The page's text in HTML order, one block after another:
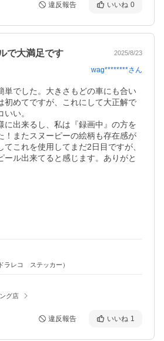
違反報告 いいね 0
で大満足です 2025/8/23
wag********さん
単でした。大きさもどの車にも合い
初めてですが、これにして大正解で
い。
に出来るし、私は『録画中』の方を
！またスヌーピーの絵柄も存在感が
てこれを使用してまだ2日目ですが、
ール出来てると感じます。ありがと
ラレコ ステッカー）
グ店
違反報告 いいね 1